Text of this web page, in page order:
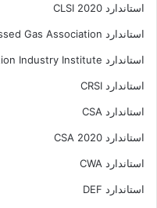
استاندارد CLSI 2020
استاندارد Compressed Gas Association
استاندارد Construction Industry Institute
استاندارد CRSI
استاندارد CSA
استاندارد CSA 2020
استاندارد CWA
استاندارد DEF